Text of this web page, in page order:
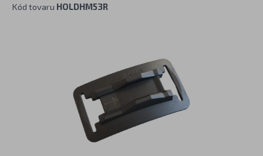
Kód tovaru HOLDHM53R